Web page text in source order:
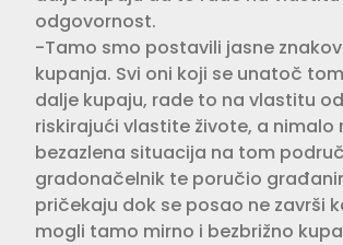
odgovornost.
-Tamo smo postavili jasne
kupanja. Svi oni koji se unatoč
dalje kupaju, rade to na vlastitu
riskirajući vlastite živote, a nimalo
bezazlena situacija na tom
gradonačelnik te poručio
pričekaju dok se posao ne završi
mogli tamo mirno i bezbrižno